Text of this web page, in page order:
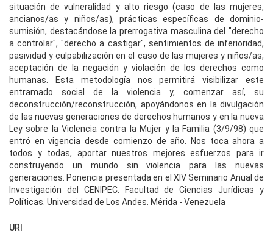
situación de vulneralidad y alto riesgo (caso de las mujeres,
ancianos/as y niños/as), prácticas específicas de dominio-
sumisión, destacándose la prerrogativa masculina del "derecho
a controlar", "derecho a castigar", sentimientos de inferioridad,
pasividad y culpabilización en el caso de las mujeres y niños/as,
aceptación de la negación y violación de los derechos como
humanas. Esta metodología nos permitirá visibilizar este
entramado social de la violencia y, comenzar así, su
deconstrucción/reconstrucción, apoyándonos en la divulgación
de las nuevas generaciones de derechos humanos y en la nueva
Ley sobre la Violencia contra la Mujer y la Familia (3/9/98) que
entró en vigencia desde comienzo de año. Nos toca ahora a
todos y todas, aportar nuestros mejores esfuerzos para ir
construyendo un mundo sin violencia para las nuevas
generaciones. Ponencia presentada en el XIV Seminario Anual de
Investigación del CENIPEC. Facultad de Ciencias Jurídicas y
Políticas. Universidad de Los Andes. Mérida - Venezuela
URI